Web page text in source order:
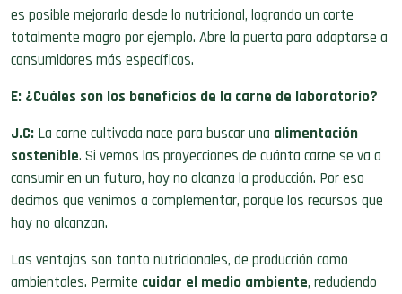
es posible mejorarlo desde lo nutricional, logrando un corte
totalmente magro por ejemplo. Abre la puerta para adaptarse a
consumidores más específicos.
E: ¿Cuáles son los beneficios de la carne de laboratorio?
J.C: La carne cultivada nace para buscar una alimentación
sostenible. Si vemos las proyecciones de cuánta carne se va a
consumir en un futuro, hoy no alcanza la producción. Por eso
decimos que venimos a complementar, porque los recursos que
hay no alcanzan.
Las ventajas son tanto nutricionales, de producción como
ambientales. Permite cuidar el medio ambiente, reduciendo